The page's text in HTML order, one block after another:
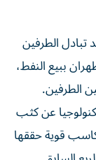
تبادل الطرفين
ببيع النفط،
الطرفين.
عن كثب
قوية حققها